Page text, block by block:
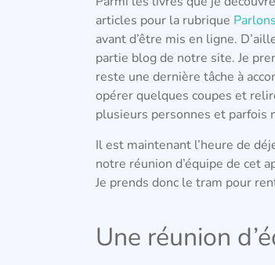
articles pour la rubrique
avant d’être mis en ligne.
partie blog de notre site. Je
reste une dernière tâche à
opérer quelques coupes et
plusieurs personnes et parfois
Il est maintenant l’heure de
notre réunion d’équipe de cet
Je prends donc le tram pour
Une réunion